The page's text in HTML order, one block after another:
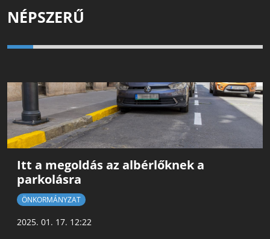
NÉPSZERŰ
Itt a megoldás az albérlőknek a
parkolásra
ÖNKORMÁNYZAT
2025. 01. 17. 12:22